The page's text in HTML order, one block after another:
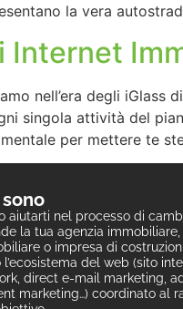
la vera
Internet
nell’era degli
singola attività del
per mettere te
aiutarti nel processo di
la tua agenzia
o impresa di
l’ecosistema del web (sito
direct e-mail marketing,
marketing…) coordinato al